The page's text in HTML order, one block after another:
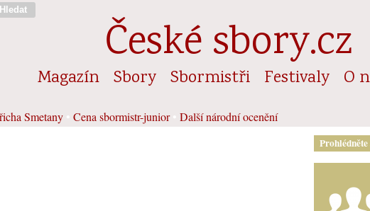
Hledat
České sbory.cz
Magazín Sbory Sbormistři Festivaly O
Smetany Cena sbormistr-junior• Další národní ocenění